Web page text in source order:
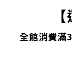
全館消費滿